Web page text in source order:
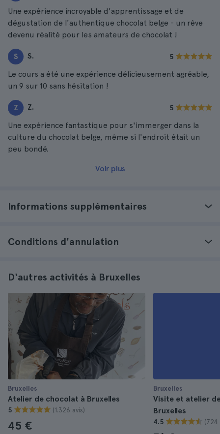
Une expérience incroyable d'apprentissage et de
dégustation de l'authentique chocolat belge - un rêve
devenu réalité pour les amateurs de chocolat !
S S. 5
Le cours a été une expérience délicieusement agréable,
un 9 sur 10 sans hésitation !
Z Z. 5
Une expérience fantastique pour s'immerger dans la
culture du chocolat belge, même si l'endroit était un
peu bondé.
Voir plus
Informations supplémentaires
Conditions d'annulation
D'autres activités à Bruxelles
Bruxelles
Atelier de chocolat à Bruxelles
5 (1.326 avis)
45 €
Bruxelles
Visite et atelier
Bruxelles
4.5 (724